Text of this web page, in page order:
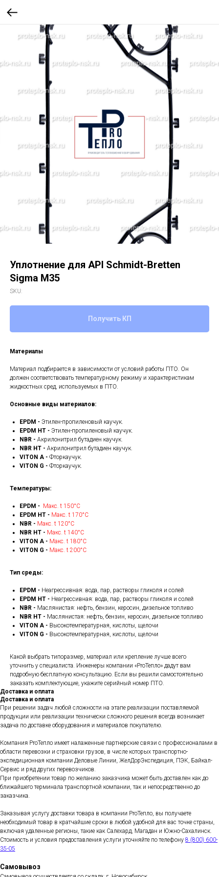
Уплотнение для API Schmidt-Bretten
Sigma M35
SKU:
Получить КП
Материалы
Материал подбирается в зависимости от условий работы ПТО. Он
должен соответствовать температурному режиму и характеристикам
жидкостных сред, используемых в ПТО.
Основные виды материалов:
EPDM - Этилен-пропиленовый каучук.
EPDM HT - Этилен-пропиленовый каучук.
NBR - Акрилонитрил бутадиен каучук.
NBR HT - Акрилонитрил бутадиен каучук.
VITON A - Фторкаучук.
VITON G - Фторкаучук.
Температуры:
EPDM - Макс. t 150°С
EPDM HT - Макс. t 170°С
NBR - Макс. t 120°С
NBR HT - Макс. t 140°С
VITON A - Макс. t 180°С
VITON G - Макс. t 200°С
Тип среды:
EPDM - Неагрессивная: вода, пар, растворы гликоля и солей
EPDM HT - Неагрессивная: вода, пар, растворы гликоля и солей
NBR - Маслянистая: нефть, бензин, керосин, дизельное топливо
NBR HT - Маслянистая: нефть, бензин, керосин, дизельное топливо
VITON A - Высокотемпературная, кислоты, щелочи
VITON G - Высокотемпературная, кислоты, щелочи
Какой выбрать типоразмер, материал или крепление лучше всего
уточнить у специалиста. Инженеры компании «ProТепло» дадут вам
подробную бесплатную консультацию. Если вы решили самостоятельно
заказать комплектующие, укажите серийный номер ПТО.
Доставка и оплата
Доставка и оплата
При решении задач любой сложности на этапе реализации поставляемой
продукции или реализации технически сложного решения всегда возникает
задача по доставке оборудования и материалов покупателю.
Компания ProТепло имеет налаженные партнерские связи с профессионалами в
области перевозки и страховки грузов, в числе которых транспортно-
экспедиционная компании Деловые Линии, ЖелДорЭкспедиция, ПЭК, Байкал-
Сервис и ряд других перевозчиков.
При приобретении товар по желанию заказчика может быть доставлен как до
ближайшего терминала транспортной компании, так и непосредственно до
заказчика.
Заказывая услугу доставки товара в компании ProТепло, вы получаете
необходимый товар в кратчайшие сроки в любой удобной для вас точке страны,
включая удаленные регионы, такие как Салехард, Магадан и Южно-Сахалинск.
Стоимость и условия предоставления услуги уточняйте по телефону 8 (800) 600-
35-05
Самовывоз